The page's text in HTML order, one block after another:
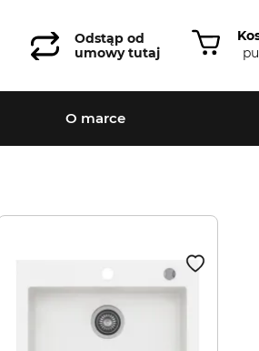
Odstąp od
umowy tutaj
O marce